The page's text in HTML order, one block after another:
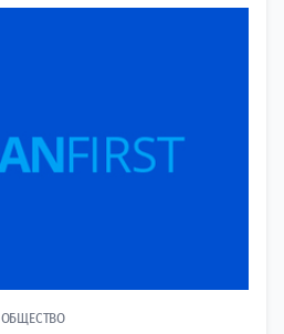
ОБЩЕСТВО